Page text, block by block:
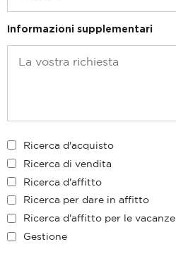
Informazioni supplementari
Ricerca d'acquisto
Ricerca di vendita
Ricerca d'affitto
Ricerca per dare in affitto
Ricerca d'affitto per le vacanze
Gestione